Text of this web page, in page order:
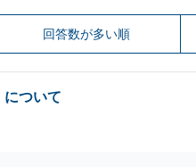
回答数が多い順
について